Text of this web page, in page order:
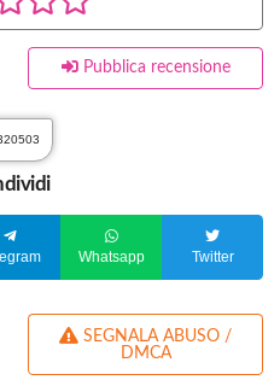
Pubblica recensione
Whatsapp Twitter
DMCA